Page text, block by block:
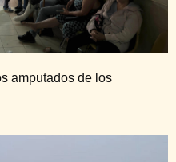
amputados de los